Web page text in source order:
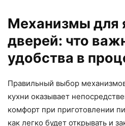
Механизмы для
дверей: что
удобства в
Правильный выбор
кухни оказывает
комфорт при приготовлении
как легко будет открывать и